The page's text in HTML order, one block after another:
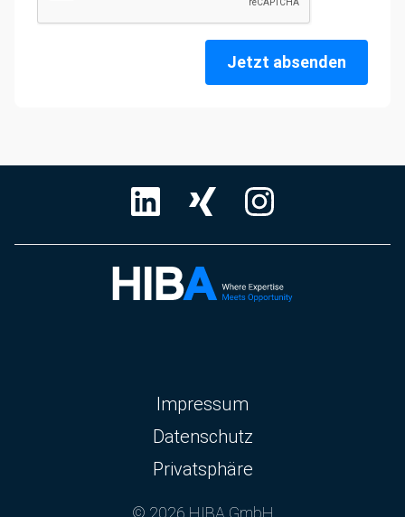
Jetzt absenden
Navigation
überspringen
Impressum
Datenschutz
Privatsphäre
© 2026 HIBA GmbH